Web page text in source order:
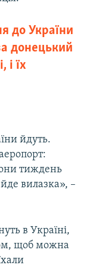
до України
донецький
і їх
йдуть.
тиждень
вилазка», –
в Україні,
щоб можна